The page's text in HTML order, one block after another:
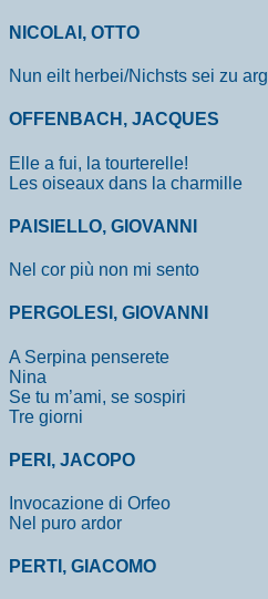
NICOLAI, OTTO
Nun eilt herbei/Nichsts sei zu arg
OFFENBACH, JACQUES
Elle a fui, la tourterelle!
Les oiseaux dans la charmille
PAISIELLO, GIOVANNI
Nel cor più non mi sento
PERGOLESI, GIOVANNI
A Serpina penserete
Nina
Se tu m’ami, se sospiri
Tre giorni
PERI, JACOPO
Invocazione di Orfeo
Nel puro ardor
PERTI, GIACOMO